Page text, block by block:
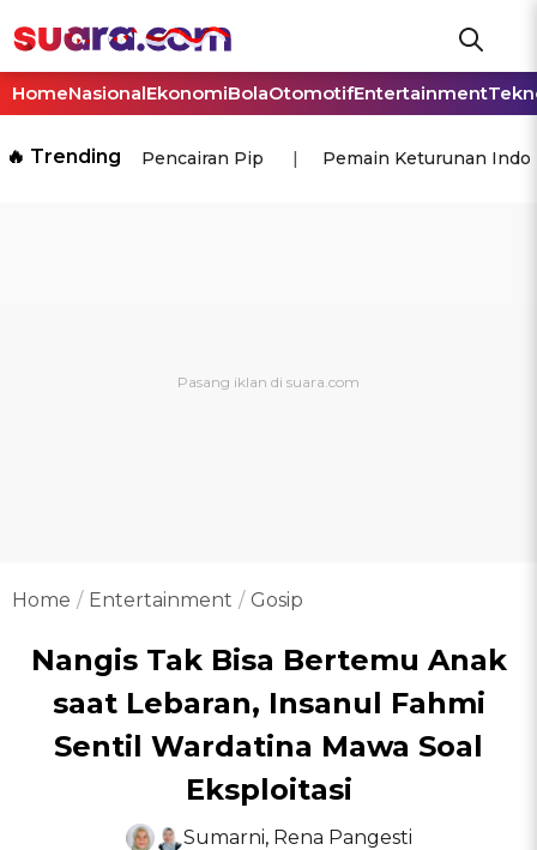
HomeNasionalEkonomiBolaOtomotifEntertainment
🔥 Trending Pencairan Pip Pemain Keturunan
Home Entertainment Gosip
Nangis Tak Bisa Bertemu Anak
saat Lebaran, Insanul Fahmi
Sentil Wardatina Mawa Soal
Eksploitasi
Sumarni, Rena Pangesti